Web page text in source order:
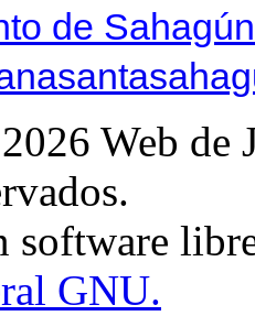
de Sahagún
Web de
software
GNU.